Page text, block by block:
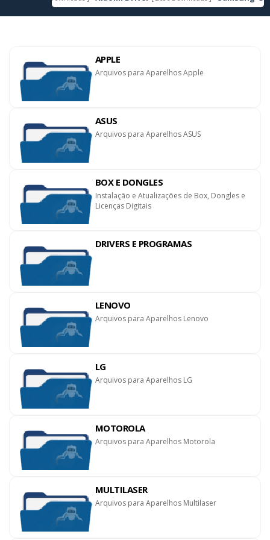
APPLE
Arquivos para Aparelhos Apple
ASUS
Arquivos para Aparelhos ASUS
BOX E DONGLES
Instalação e Atualizações de Box, Dongles e
Licenças Digitais
DRIVERS E PROGRAMAS
LENOVO
Arquivos para Aparelhos Lenovo
LG
Arquivos para Aparelhos LG
MOTOROLA
Arquivos para Aparelhos Motorola
MULTILASER
Arquivos para Aparelhos Multilaser